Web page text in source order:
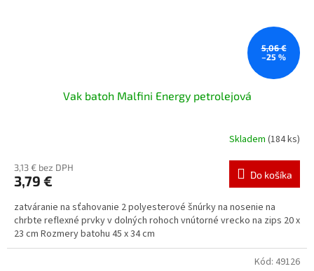
5,06 €
–25 %
Vak batoh Malfini Energy petrolejová
Skladem (184 ks)
3,13 € bez DPH
3,79 € Do košíka
zatváranie na sťahovanie 2 polyesterové šnúrky na nosenie na
chrbte reflexné prvky v dolných rohoch vnútorné vrecko na zips 20 x
23 cm Rozmery batohu 45 x 34 cm
Kód: 49126